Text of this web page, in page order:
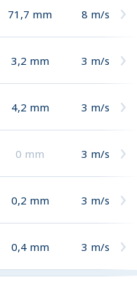
71,7 mm 8 m/s
3,2 mm 3 m/s
4,2 mm 3 m/s
0 mm 3 m/s
0,2 mm 3 m/s
0,4 mm 3 m/s